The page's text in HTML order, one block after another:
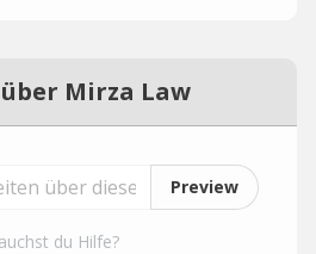
Mirza Law
Preview
du Hilfe?